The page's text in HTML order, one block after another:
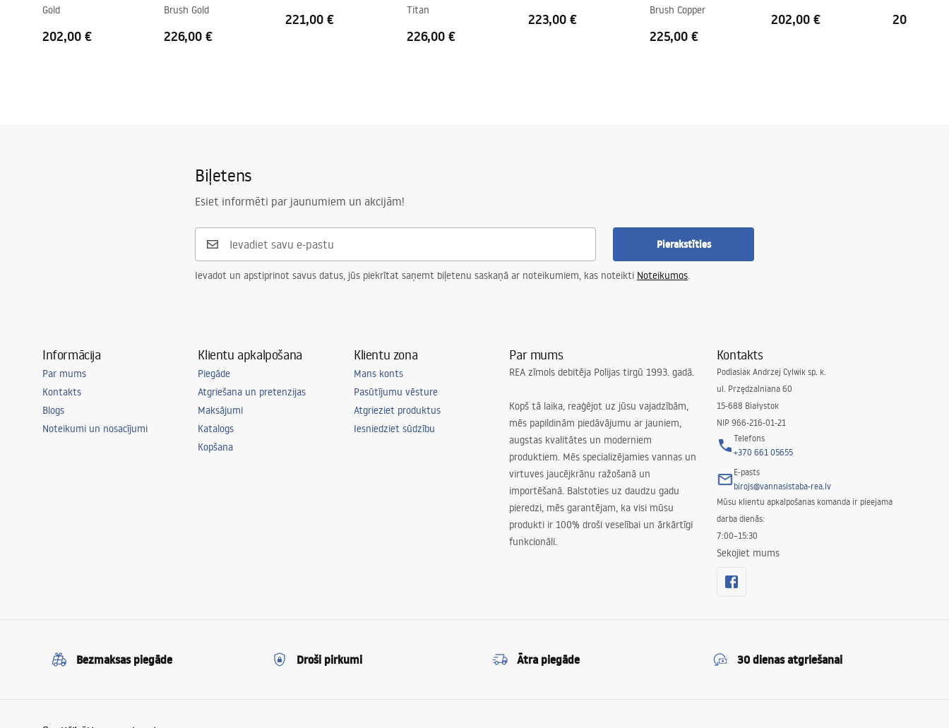
Gold
202,00 €
Brush Gold
226,00 €
221,00 €
Titan
226,00 €
223,00 €
Brush Copper
225,00 €
202,00 € 202,00 €
Biļetens
Esiet informēti par jaunumiem un akcijām!
Pierakstīties
Ievadot un apstiprinot savus datus, jūs piekrītat saņemt biļetenu saskaņā ar noteikumiem, kas noteikti Noteikumos.
Informācija
Par mums
Kontakts
Blogs
Noteikumi un nosacījumi
Klientu apkalpošana
Piegāde
Atgriešana un pretenzijas
Maksājumi
Katalogs
Kopšana
Klientu zona
Mans konts
Pasūtījumu vēsture
Atgrieziet produktus
Iesniedziet sūdzību
Par mums
REA zīmols debitēja Polijas tirgū 1993. gadā.
Kopš tā laika, reaģējot uz jūsu vajadzībām,
mēs papildinām piedāvājumu ar jauniem,
augstas kvalitātes un moderniem
produktiem. Mēs specializējamies vannas un
virtuves jaucējkrānu ražošanā un
importēšanā. Balstoties uz daudzu gadu
pieredzi, mēs garantējam, ka visi mūsu
produkti ir 100% droši veselībai un ārkārtīgi
funkcionāli.
Kontakts
Podlasiak Andrzej Cylwik sp. k.
ul. Przędzalniana 60
15-688 Białystok
NIP 966-216-01-21
Telefons
+370 661 05655
E-pasts
birojs@vannasistaba-rea.lv
Mūsu klientu apkalpošanas komanda ir pieejama
darba dienās:
7:00–15:30
Sekojiet mums
Bezmaksas piegāde Droši pirkumi Ātra piegāde 30 dienas atgriešanai